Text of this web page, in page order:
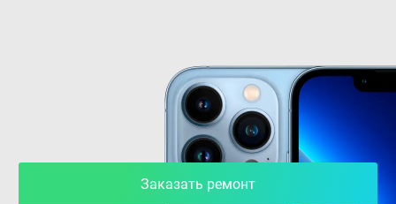
Заказать ремонт